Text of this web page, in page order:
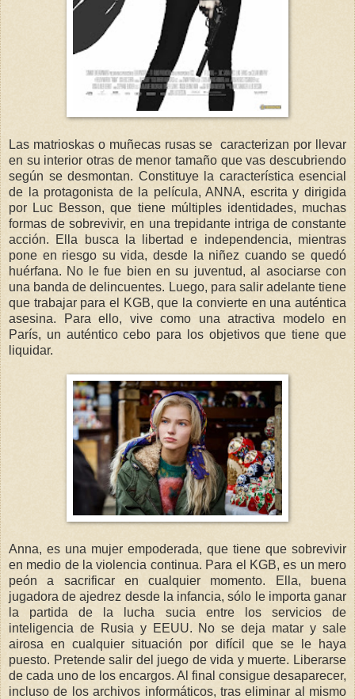
Las matrioskas o muñecas rusas se caracterizan por llevar
en su interior otras de menor tamaño que vas descubriendo
según se desmontan. Constituye la característica esencial
de la protagonista de la película, ANNA, escrita y dirigida
por Luc Besson, que tiene múltiples identidades, muchas
formas de sobrevivir, en una trepidante intriga de constante
acción. Ella busca la libertad e independencia, mientras
pone en riesgo su vida, desde la niñez cuando se quedó
huérfana. No le fue bien en su juventud, al asociarse con
una banda de delincuentes. Luego, para salir adelante tiene
que trabajar para el KGB, que la convierte en una auténtica
asesina. Para ello, vive como una atractiva modelo en
París, un auténtico cebo para los objetivos que tiene que
liquidar.
Anna, es una mujer empoderada, que tiene que sobrevivir
en medio de la violencia continua. Para el KGB, es un mero
peón a sacrificar en cualquier momento. Ella, buena
jugadora de ajedrez desde la infancia, sólo le importa ganar
la partida de la lucha sucia entre los servicios de
inteligencia de Rusia y EEUU. No se deja matar y sale
airosa en cualquier situación por difícil que se le haya
puesto. Pretende salir del juego de vida y muerte. Liberarse
de cada uno de los encargos. Al final consigue desaparecer,
incluso de los archivos informáticos, tras eliminar al mismo